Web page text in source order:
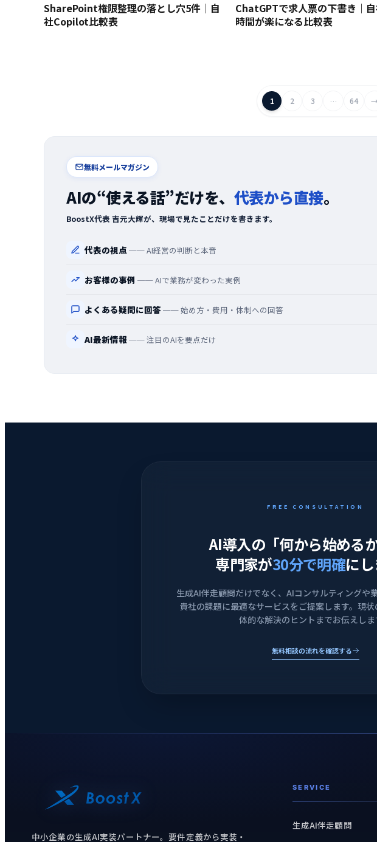
SharePoint権限整理の落とし穴5件｜自
社Copilot比較表
ChatGPTで求人票の下書き｜
時間が楽になる比較表
1 2 3 … 64
無料メールマガジン
AIの“使える話”だけを、 代表から直接。
BoostX代表 吉元大輝が、現場で見たことだけを書きます。
代表の視点 ── AI経営の判断と本音
お客様の事例 ── AIで業務が変わった実例
よくある疑問に回答── 始め方・費用・体制への回答
AI最新情報 ── 注目のAIを要点だけ
FREE CONSULTATION
AI導入の「何から始めるか
専門家が30分で明確にし
生成AI伴走顧問だけでなく、AIコンサルティングや
貴社の課題に最適なサービスをご提案します。現
体的な解決のヒントまでお伝えしま
無料相談の流れを確認する
中小企業の生成AI実装パートナー。要件定義から実装・
SERVICE
生成AI伴走顧問